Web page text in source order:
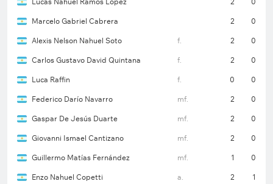
Marcelo Gabriel Cabrera 2 0
Alexis Nelson Nahuel Soto f. 2 0
Carlos Gustavo David Quintana f. 2 0
Luca Raffin f. 0 0
Federico Darío Navarro mf. 2 0
Gaspar De Jesús Duarte mf. 2 0
Giovanni Ismael Cantizano mf. 2 0
Guillermo Matías Fernández mf. 1 0
Enzo Nahuel Copetti a. 2 1